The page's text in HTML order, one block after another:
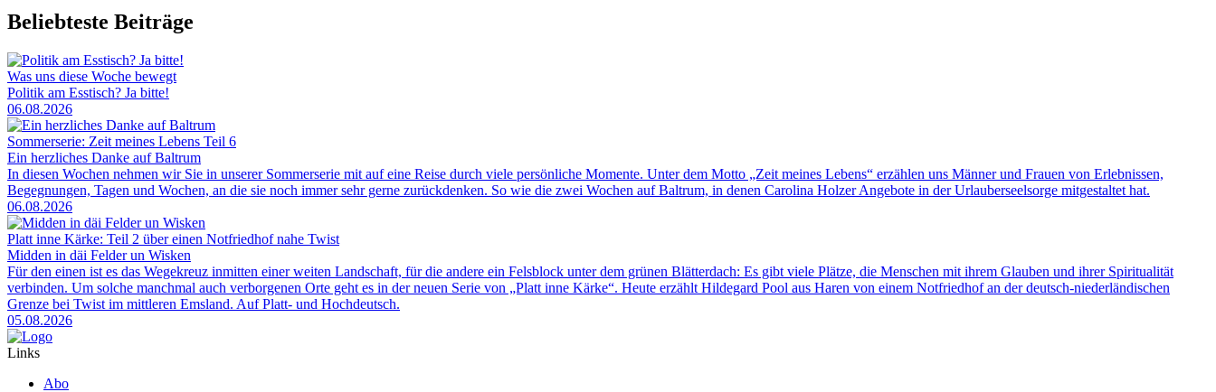
Beliebteste Beiträge
Was uns diese Woche bewegt
Politik am Esstisch? Ja bitte!
06.08.2026
Sommerserie: Zeit meines Lebens Teil 6
Ein herzliches Danke auf Baltrum
In diesen Wochen nehmen wir Sie in unserer Sommerserie mit auf eine Reise durch viele persönliche Momente. Unter dem Motto „Zeit meines Lebens“ erzählen uns Männer und Frauen von Erlebnissen,
Begegnungen, Tagen und Wochen, an die sie noch immer sehr gerne zurückdenken. So wie die zwei Wochen auf Baltrum, in denen Carolina Holzer Angebote in der Urlauberseelsorge mitgestaltet hat.
06.08.2026
Platt inne Kärke: Teil 2 über einen Notfriedhof nahe Twist
Midden in däi Felder un Wisken
Für den einen ist es das Wegekreuz inmitten einer weiten Landschaft, für die andere ein Felsblock unter dem grünen Blätterdach: Es gibt viele Plätze, die Menschen mit ihrem Glauben und ihrer Spiritualität
verbinden. Um solche manchmal auch verborgenen Orte geht es in der neuen Serie von „Platt inne Kärke“. Heute erzählt Hildegard Pool aus Haren von einem Notfriedhof an der deutsch-niederländischen
Grenze bei Twist im mittleren Emsland. Auf Platt- und Hochdeutsch.
05.08.2026
Links
Abo